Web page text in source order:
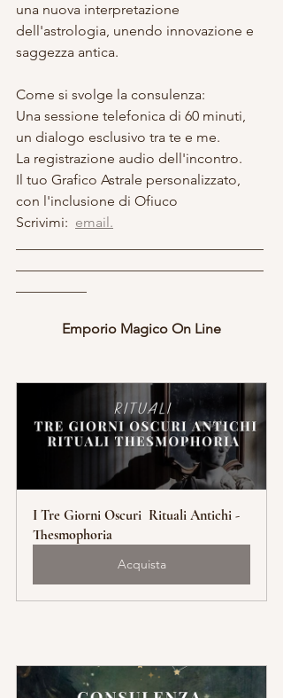
una nuova interpretazione
dell'astrologia, unendo innovazione e
saggezza antica.
Come si svolge la consulenza:
Una sessione telefonica di 60 minuti,
un dialogo esclusivo tra te e me.
La registrazione audio dell'incontro.
Il tuo Grafico Astrale personalizzato,
con l'inclusione di Ofiuco
Scrivimi: email.
Emporio Magico On Line
I Tre Giorni Oscuri  Rituali Antichi -
Thesmophoria
Acquista